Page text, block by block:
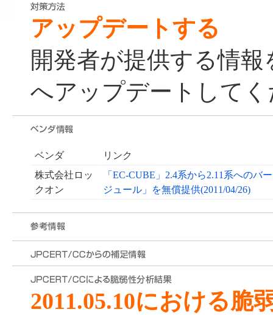
アップデートする
開発者が提供する情
へアップデートして
ベンダ
リンク
株式会社ロッ
クオン
「EC-CUBE」2.4系から2.11系への
ジュール」を無償提供(2011/04/26)
2011.05.10における脆